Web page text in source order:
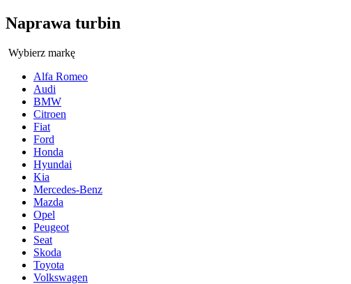
Naprawa turbin
Wybierz markę
Alfa Romeo
Audi
BMW
Citroen
Fiat
Ford
Honda
Hyundai
Kia
Mercedes-Benz
Mazda
Opel
Peugeot
Seat
Skoda
Toyota
Volkswagen